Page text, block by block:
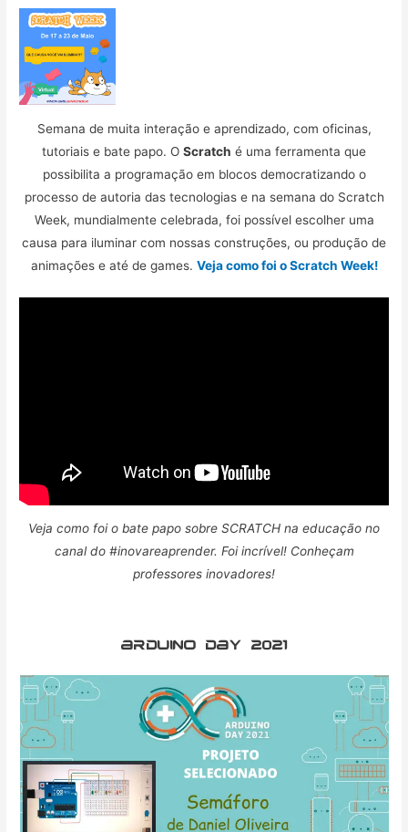
Semana de muita interação e aprendizado, com oficinas,
tutoriais e bate papo. O Scratch é uma ferramenta que
possibilita a programação em blocos democratizando o
processo de autoria das tecnologias e na semana do Scratch
Week, mundialmente celebrada, foi possível escolher uma
causa para iluminar com nossas construções, ou produção de
animações e até de games. Veja como foi o Scratch Week!
Veja como foi o bate papo sobre SCRATCH na educação no
canal do #inovareaprender. Foi incrível! Conheçam
professores inovadores!
Arduino day 2021